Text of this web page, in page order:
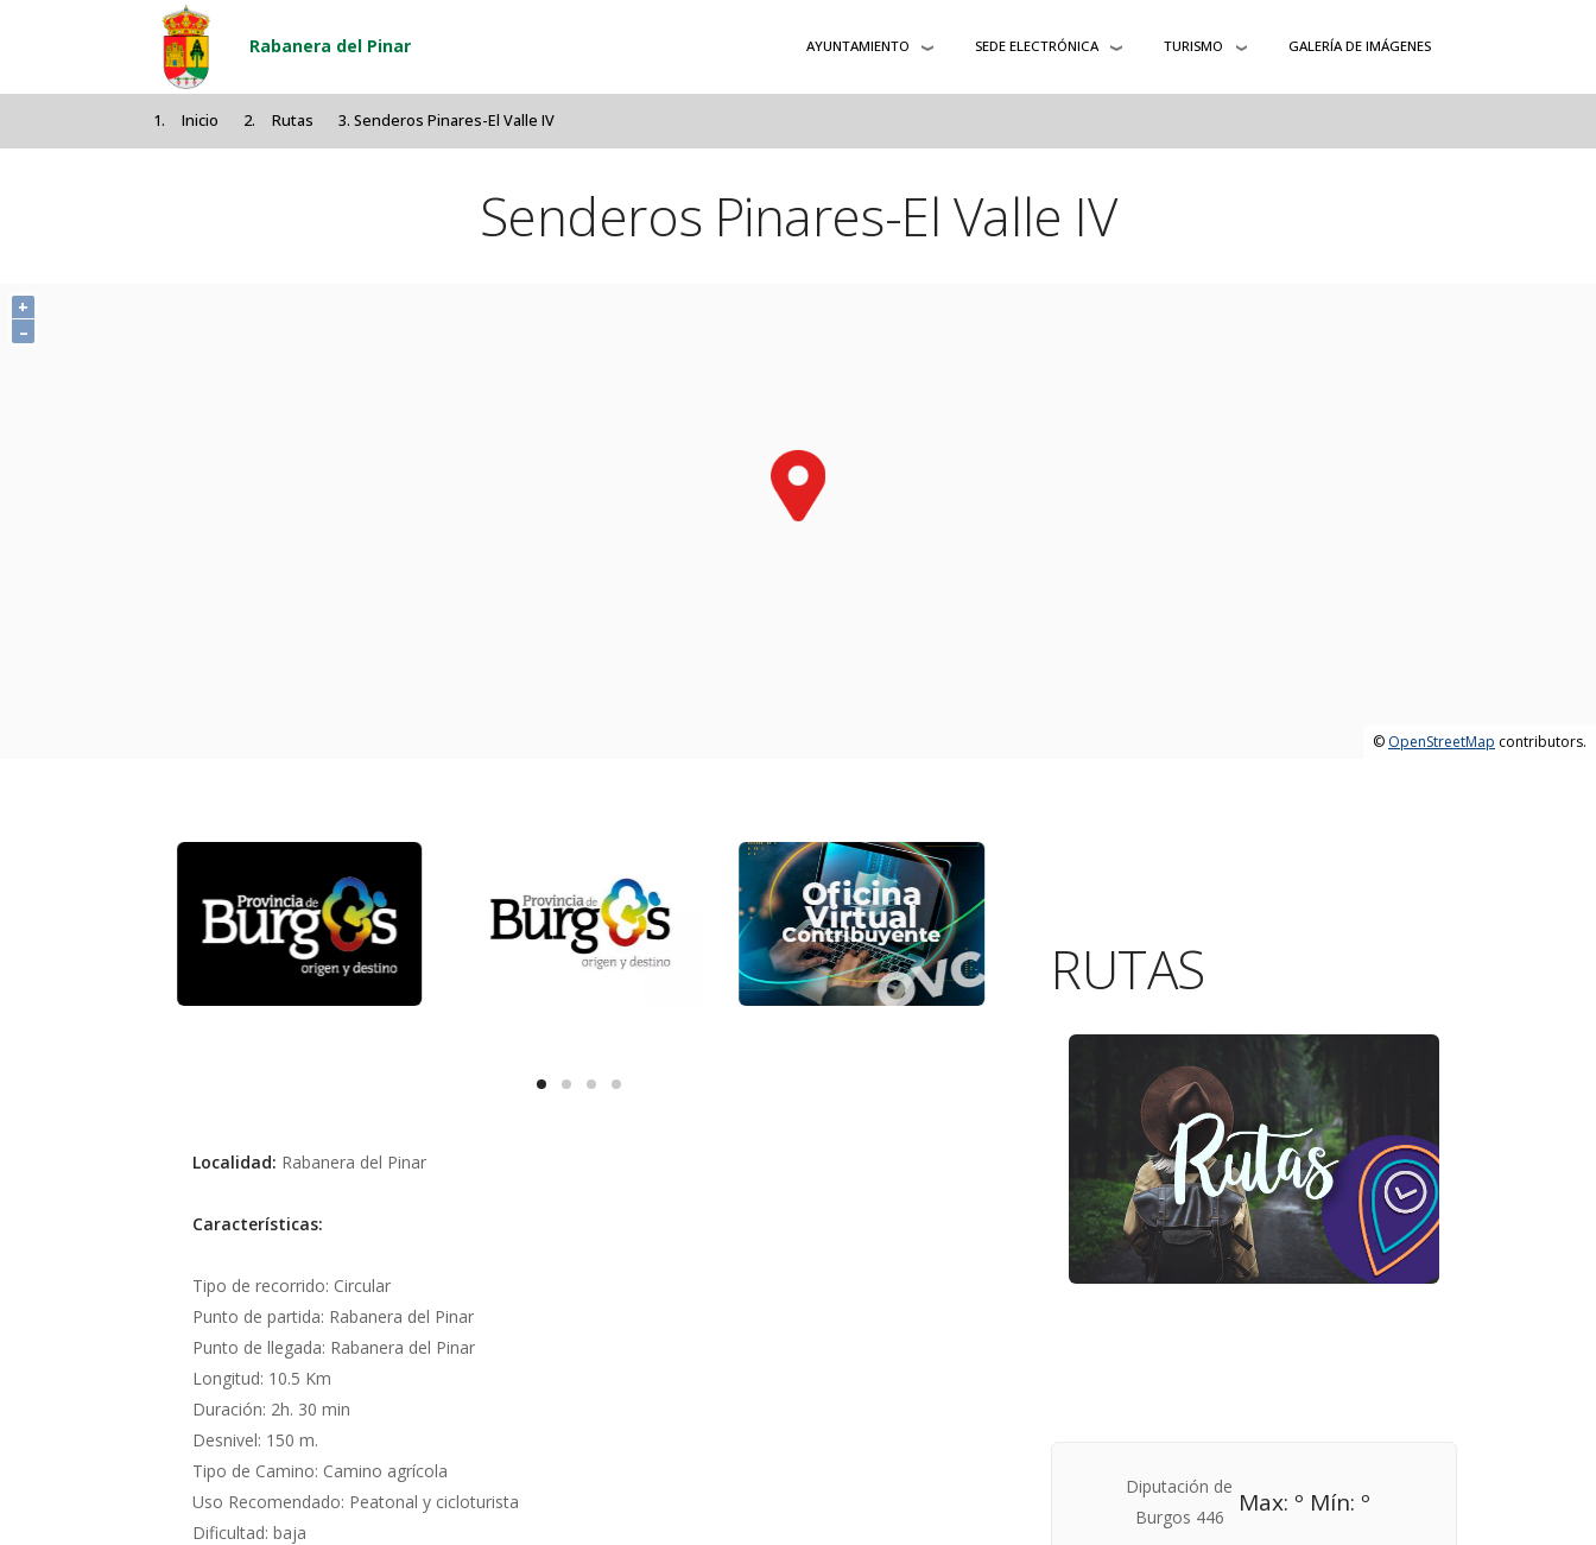
Pasar al contenido principal
Rabanera del Pinar AYUNTAMIENTO SEDE ELECTRÓNICA TURISMO GALERÍA DE IMÁGENES
Inicio Rutas Senderos Pinares-El Valle IV
Senderos Pinares-El Valle IV
+
–
© OpenStreetMap contributors.
RUTAS
Max: º Mín: º
Localidad: Rabanera del Pinar
Características:
Tipo de recorrido: Circular
Punto de partida: Rabanera del Pinar
Punto de llegada: Rabanera del Pinar
Longitud: 10.5 Km
Duración: 2h. 30 min
Desnivel: 150 m.
Tipo de Camino: Camino agrícola
Uso Recomendado: Peatonal y cicloturista
Dificultad: baja